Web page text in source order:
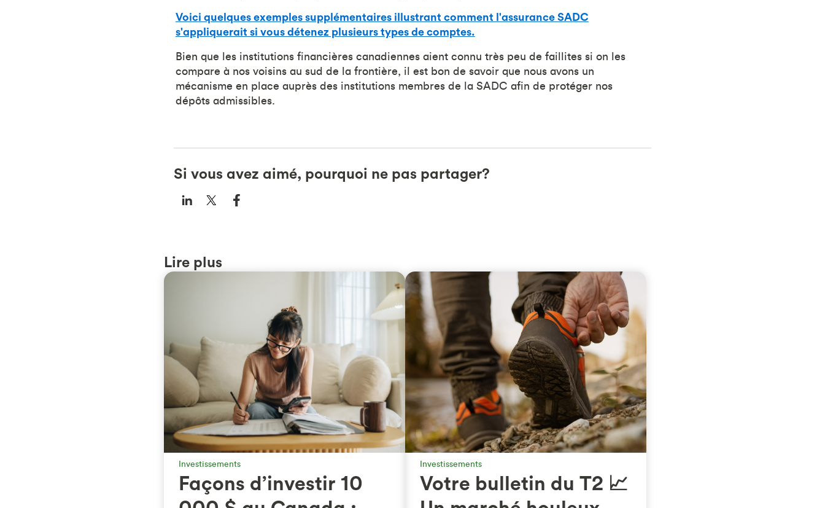
Voici quelques exemples supplémentaires illustrant comment l'assurance SADC
s'appliquerait si vous détenez plusieurs types de comptes.
Bien que les institutions financières canadiennes aient connu très peu de faillites si on les
compare à nos voisins au sud de la frontière, il est bon de savoir que nous avons un
mécanisme en place auprès des institutions membres de la SADC afin de protéger nos
dépôts admissibles.
Si vous avez aimé, pourquoi ne pas partager?
Lire plus
Investissements
Façons d’investir 10
Investissements
Votre bulletin du T2 📈